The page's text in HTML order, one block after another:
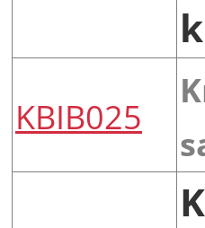
KBIB025